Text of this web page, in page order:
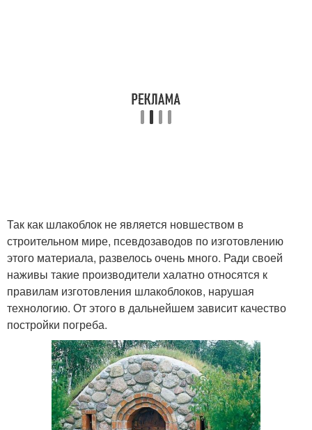
Так как шлакоблок не является новшеством в
строительном мире, псевдозаводов по изготовлению
этого материала, развелось очень много. Ради своей
наживы такие производители халатно относятся к
правилам изготовления шлакоблоков, нарушая
технологию. От этого в дальнейшем зависит качество
постройки погреба.